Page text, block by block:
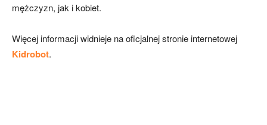
mężczyzn, jak i kobiet.
Więcej informacji widnieje na oficjalnej stronie internetowej
Kidrobot.